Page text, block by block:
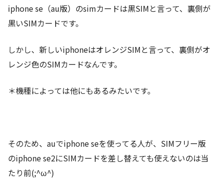
iphone se（au版）のsimカードは黒SIMと言って、裏側が
黒いSIMカードです。
しかし、新しいiphoneはオレンジSIMと言って、裏側がオ
レンジ色のSIMカードなんです。
＊機種によっては他にもあるみたいです。
そのため、auでiphone seを使ってる人が、SIMフリー版
のiphone se2にSIMカードを差し替えても使えないのは当
たり前(;^ω^)